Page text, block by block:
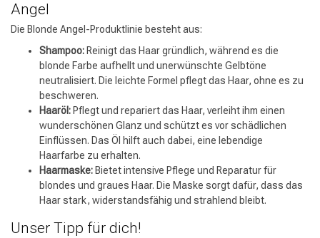
Angel
Die Blonde Angel-Produktlinie besteht aus:
Shampoo:Reinigt das Haar gründlich, während es die
blonde Farbe aufhellt und unerwünschte Gelbtöne
neutralisiert. Die leichte Formel pflegt das Haar, ohne es zu
beschweren.
Haaröl:Pflegt und repariert das Haar, verleiht ihm einen
wunderschönen Glanz und schützt es vor schädlichen
Einflüssen. Das Öl hilft auch dabei, eine lebendige
Haarfarbe zu erhalten.
Haarmaske:Bietet intensive Pflege und Reparatur für
blondes und graues Haar. Die Maske sorgt dafür, dass das
Haar stark, widerstandsfähig und strahlend bleibt.
Unser Tipp für dich!